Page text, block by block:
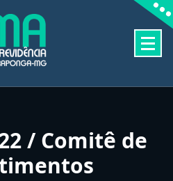
/ Comitê de
Aberta